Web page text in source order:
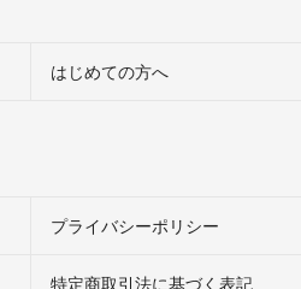
はじめての方へ
プライバシーポリシー
特定商取引法に基づく表記